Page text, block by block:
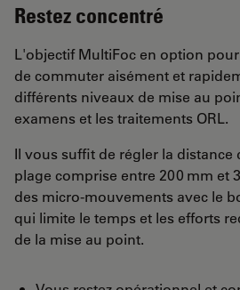
Restez concentré
L'objectif MultiFoc en option
de commuter aisément et
différents niveaux de mise au
examens et les traitements ORL.
Il vous suffit de régler la distance
plage comprise entre 200 mm et
des micro-mouvements avec le
qui limite le temps et les efforts
de la mise au point.